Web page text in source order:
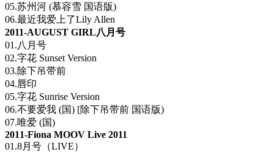
05.苏州河 (慕容雪 国语版)
06.最近我爱上了Lily Allen
2011-AUGUST GIRL八月号
01.八月号
02.字花 Sunset Version
03.除下吊带前
04.唇印
05.字花 Sunrise Version
06.不要爱我 (国) [除下吊带前 国语版)
07.唯爱 (国)
2011-Fiona MOOV Live 2011
01.8月号（LIVE）